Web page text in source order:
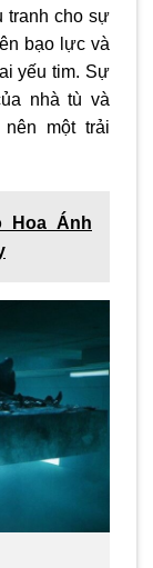
tranh cho sự
bạo lực và
yếu tim. Sự
nhà tù và
một trải
Hoa Ánh